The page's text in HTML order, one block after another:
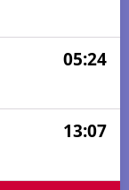
05:24
13:07